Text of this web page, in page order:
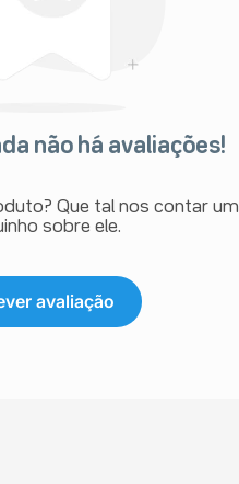
não há avaliações!
Que tal nos contar um
sobre ele.
avaliação